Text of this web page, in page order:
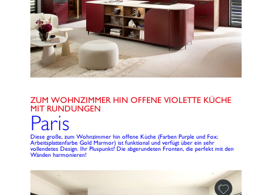
ZUM WOHNZIMMER HIN OFFENE VIOLETTE KÜCHE
MIT RUNDUNGEN
Paris
Diese große, zum Wohnzimmer hin offene Küche (Farben Purple und Fox;
Arbeitsplattenfarbe Gold Marmor) ist funktional und verfügt über ein sehr
vollendetes Design. Ihr Pluspunkt? Die abgerundeten Fronten, die perfekt mit den
Wänden harmonieren!